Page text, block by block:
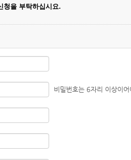
청을 부탁하십시요.
비밀번호는 6자리 이상이